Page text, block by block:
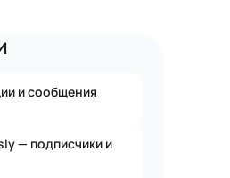
и сообщения
— подписчики и